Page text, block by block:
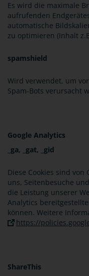
Es wird die maximale
aufrufenden
automatische
zu optimieren (Inhalt
spamshield
Wird verwendet, um
Spam-Bots verursacht
Google Analytics
_ga, _gat, _gid
Diese Cookies sind
uns, Seitenbesuche
die Leistung unserer
Analytics
können. Weitere
https://
ShareThis